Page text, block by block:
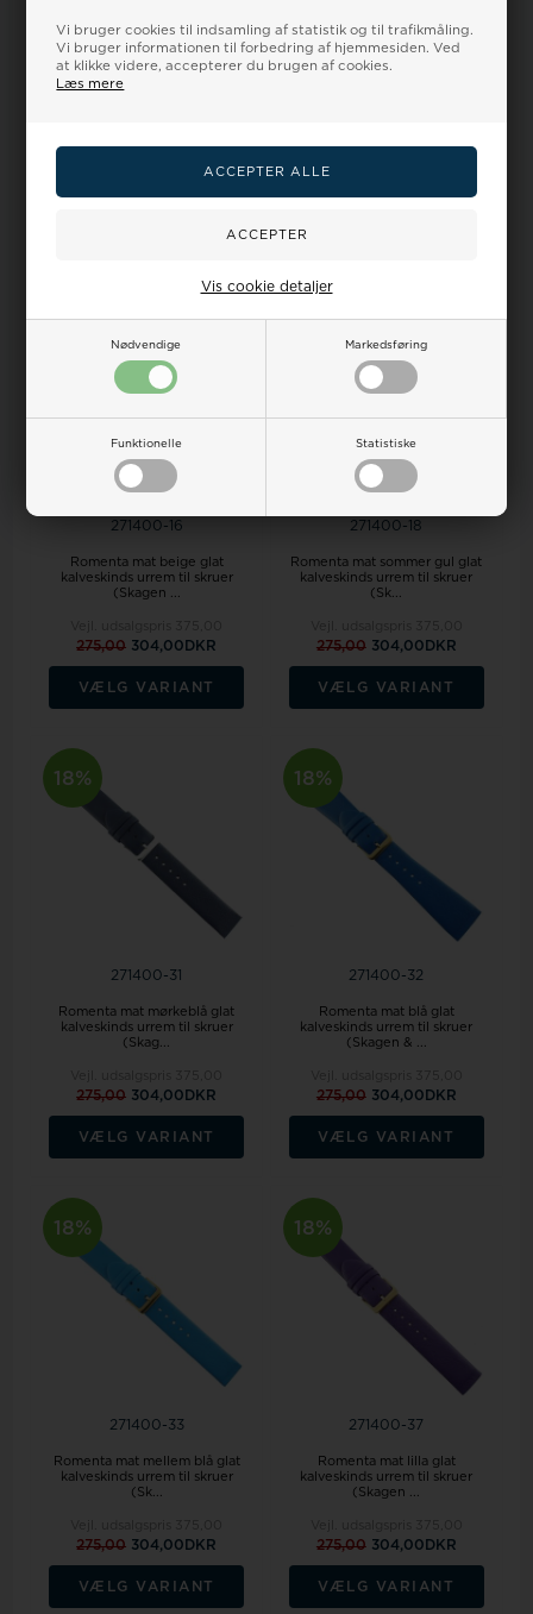
Vi bruger cookies til indsamling af statistik og til trafikmåling.
Vi bruger informationen til forbedring af hjemmesiden. Ved
at klikke videre, accepterer du brugen af cookies.
Læs mere
Nødvendige Markedsføring
Funktionelle Statistiske
Vis cookie detaljer
(Ska...
375,00
275,00 304,00DKR
(Skagen ...
Vejl. udsalgspris
275,00 304,00DKR
271400-16
Romenta mat beige glat
kalveskinds urrem til skruer
(Skagen ...
275,00 304,00DKR
VÆLG VARIANT
271400-18
Romenta mat sommer gul glat
kalveskinds urrem til skruer
(Sk...
275,00 304,00DKR
VÆLG VARIANT
18%
271400-31
Romenta mat mørkeblå glat
kalveskinds urrem til skruer
(Skag...
275,00 304,00DKR
VÆLG VARIANT
18%
271400-32
Romenta mat blå glat
kalveskinds urrem til skruer
(Skagen & ...
275,00 304,00DKR
VÆLG VARIANT
18%
271400-33
Romenta mat mellem blå glat
kalveskinds urrem til skruer
(Sk...
275,00 304,00DKR
VÆLG VARIANT
18%
271400-37
Romenta mat lilla glat
kalveskinds urrem til skruer
(Skagen ...
275,00 304,00DKR
VÆLG VARIANT